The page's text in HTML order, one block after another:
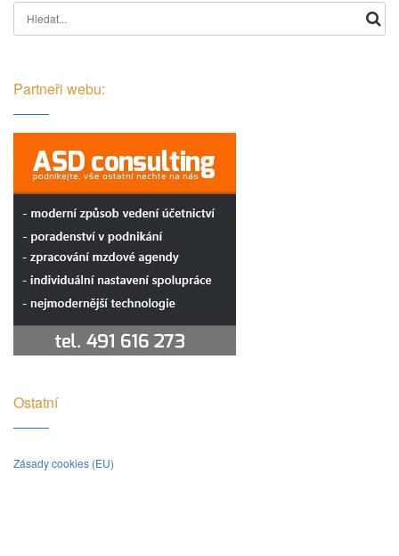
Search for:
Partneři webu:
Ostatní
Zásady cookies (EU)